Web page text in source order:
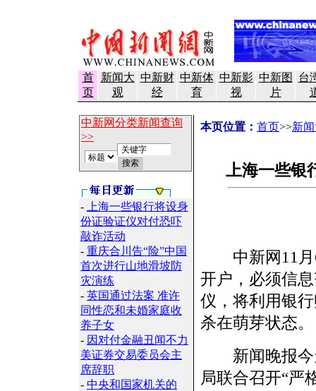
首
页
新闻大
观
中新财
经
中新体
育
中新影
视
中新图
片
台
中新网分类新闻查询
>>
-
上海一些银行将设身
份证验证仪对付恐吓
敲诈活动
- 重庆合川告“险”中国
首次进行山地滑坡防
灾演练
- 英国通过法案 准许
同性恋和未婚家庭收
养子女
- 因对付金融丑闻不力
美证券交易委员会主
席辞职
- 中央和国家机关的
本页位置： 首页>>新
上海一些银
中新网11月6
开户，必须信
仪，将利用银
杀在萌芽状态。
新闻晚报今
局联合召开“严